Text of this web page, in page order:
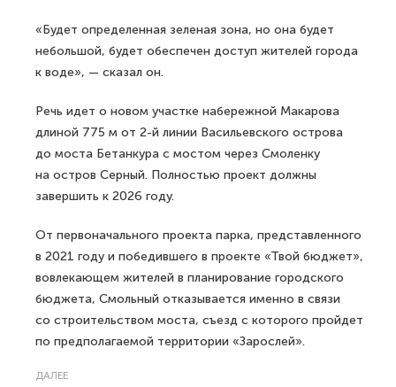
«Будет определенная зеленая зона, но она будет
небольшой, будет обеспечен доступ жителей города
к воде», — сказал он.
Речь идет о новом участке набережной Макарова
длиной 775 м от 2-й линии Васильевского острова
до моста Бетанкура с мостом через Смоленку
на остров Серный. Полностью проект должны
завершить к 2026 году.
От первоначального проекта парка, представленного
в 2021 году и победившего в проекте «Твой бюджет»,
вовлекающем жителей в планирование городского
бюджета, Смольный отказывается именно в связи
со строительством моста, съезд с которого пройдет
по предполагаемой территории «Зарослей».
ДАЛЕЕ